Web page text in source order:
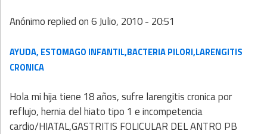
Anónimoreplied on6 Julio, 2010 - 20:51
AYUDA, ESTOMAGO INFANTIL,BACTERIA PILORI,LARENGITIS
CRONICA
Hola mi hija tiene 18 años, sufre larengitis cronica por
reflujo, hernia del hiato tipo 1 e incompetencia
cardio/HIATAL,GASTRITIS FOLICULAR DEL ANTRO PB